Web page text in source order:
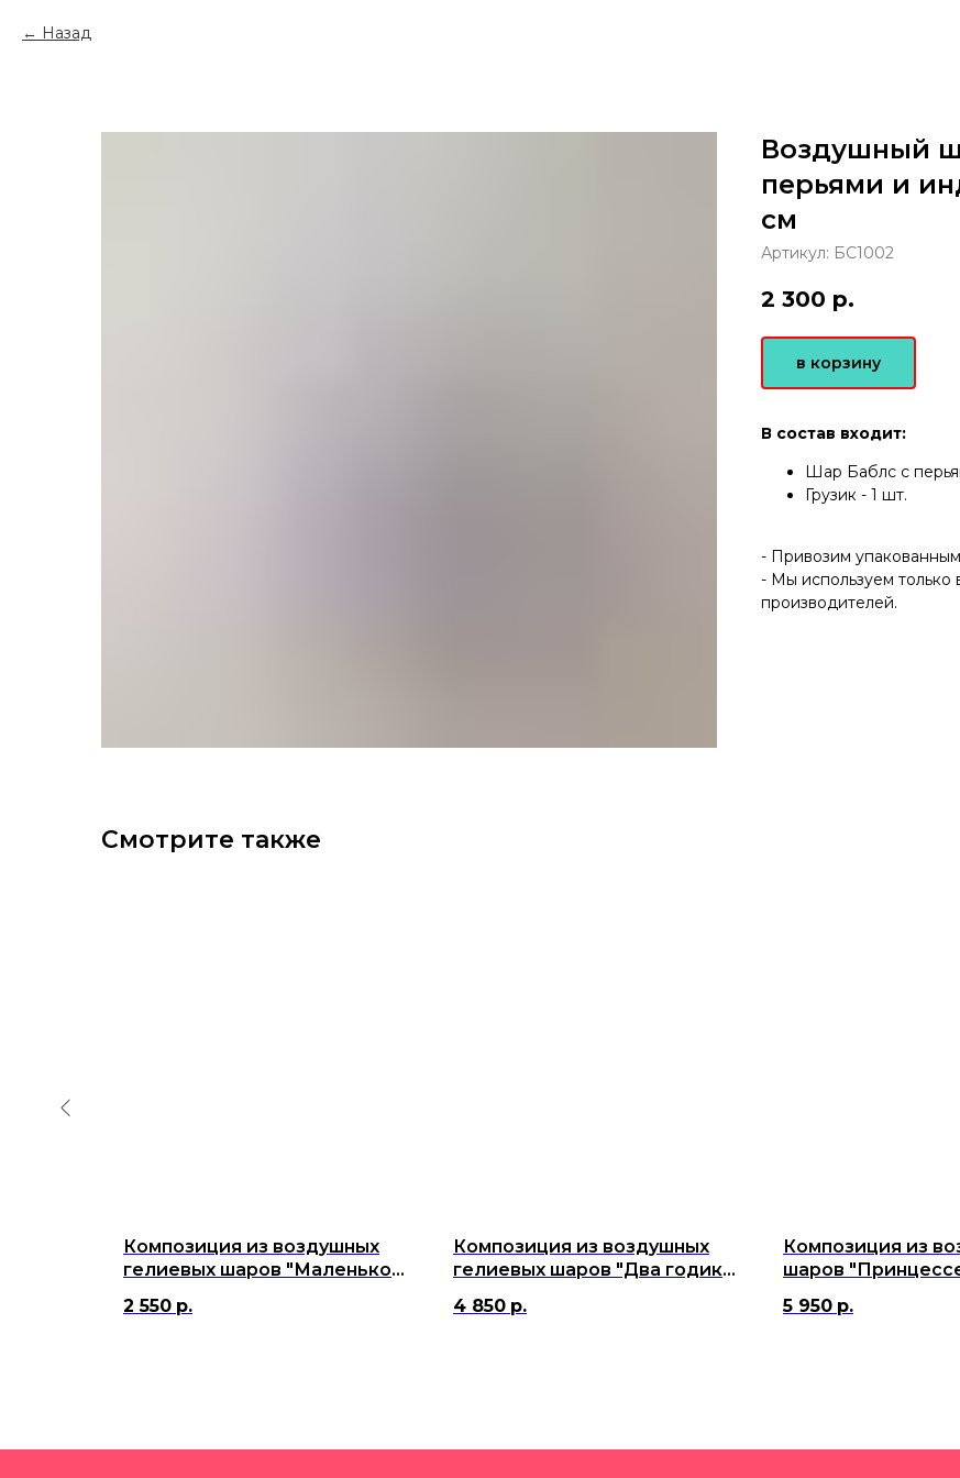
Назад
Воздушный
перьями и
см
Артикул: БС1002
2 300 р.
в корзину
В состав входит:
Шар Баблс с
Грузик - 1 шт.
- Привозим
- Мы используем только
производителей.
Смотрите также
Композиция из воздушных
гелиевых шаров "Маленькой
годика!"
2 550 р.
Композиция из воздушных
гелиевых шаров "Два годика
4 850 р.
Композиция из
шаров
5 950 р.